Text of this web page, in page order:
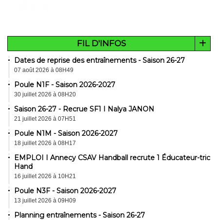
FIL D'INFOS
Dates de reprise des entraînements - Saison 26-27
07 août 2026 à 08H49
Poule N1F - Saison 2026-2027
30 juillet 2026 à 08H20
Saison 26-27 - Recrue SF1 I Nalya JANON
21 juillet 2026 à 07H51
Poule N1M - Saison 2026-2027
18 juillet 2026 à 08H17
EMPLOI I Annecy CSAV Handball recrute 1 Éducateur-trice
Hand
16 juillet 2026 à 10H21
Poule N3F - Saison 2026-2027
13 juillet 2026 à 09H09
Planning entraînements - Saison 26-27